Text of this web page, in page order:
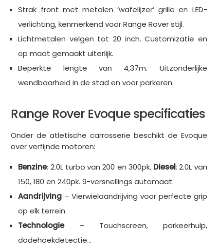
Strak front met metalen ‘wafelijzer’ grille en LED-
verlichting, kenmerkend voor Range Rover stijl.
Lichtmetalen velgen tot 20 inch. Customizatie en
op maat gemaakt uiterlijk.
Beperkte lengte van 4,37m. Uitzonderlijke
wendbaarheid in de stad en voor parkeren.
Range Rover Evoque specificaties
Onder de atletische carrosserie beschikt de Evoque
over verfijnde motoren:
Benzine: 2.0L turbo van 200 en 300pk. Diesel: 2.0L van
150, 180 en 240pk. 9-versnellings automaat.
Aandrijving – Vierwielaandrijving voor perfecte grip
op elk terrein.
Technologie– Touchscreen, parkeerhulp,
dodehoekdetectie…